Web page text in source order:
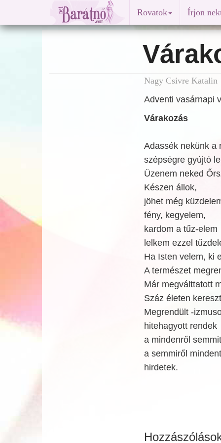
Rovatok Írjon
Nagy Csivre Katalin
Adventi vasárnapi
Várakozás
Adassék nekünk a
szépségre gyújtó
Üzenem neked
Készen állok,
jöhet még
fény, kegyelem,
kardom a tűz-elem
lelkem ezzel
Ha Isten velem, ki
A természet
Már megválttatott
Száz életen
Megrendült -
hitehagyott rendek
a mindenről
a semmiről mindent
hirdetek.